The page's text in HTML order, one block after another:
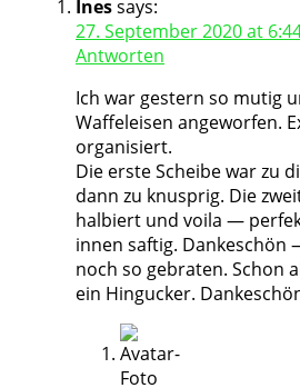
Inessays:
27. September 2020 at
Antworten
Ich war gestern so mutig
Waffeleisen angeworfen.
organisiert.
Die erste Scheibe war zu
dann zu knusprig. Die
halbiert und voila —
innen saftig.
noch so gebraten. Schon
ein Hingucker.